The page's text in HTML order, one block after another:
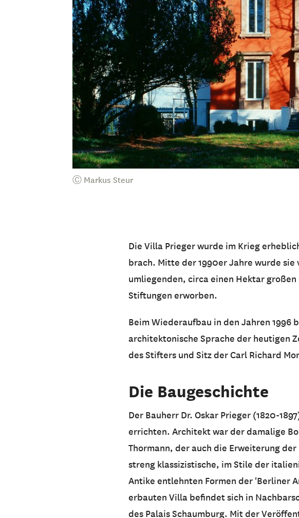
Ⓒ Markus Steur
Die Villa Prieger wurde im Krieg
brach. Mitte der 1990er Jahre wurde
umliegenden, circa einen Hektar
Stiftungen erworben.
Beim Wiederaufbau in den Jahren 1996
architektonische Sprache der heutigen
des Stifters und Sitz der Carl Richard
Die Baugeschichte
Der Bauherr Dr. Oskar Prieger (1820-
errichten. Architekt war der damalige
Thormann, der auch die Erweiterung
streng klassizistische, im Stile der
Antike entlehnten Formen der 'Berliner
erbauten Villa befindet sich in
des Palais Schaumburg. Mit der